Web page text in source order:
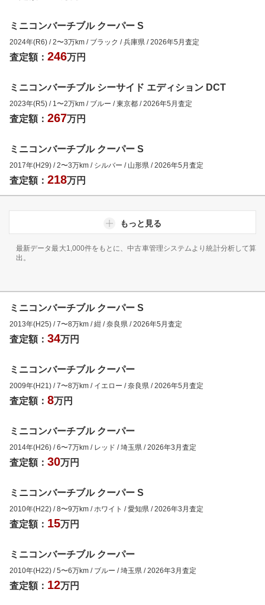
ミニコンバーチブル クーパー S
2024年(R6) /2〜3万km / ブラック /兵庫県 /2026年5月査定
査定額： 246万円
ミニコンバーチブル シーサイド エディション DCT
2023年(R5) / 1 〜2万km / ブルー /東京都 /2026年5月査定
査定額： 267万円
ミニコンバーチブル クーパー S
2017年(H29) /2〜3万km / シルバー / 山形県 /2026年5月査定
査定額： 218万円
もっと見る
最新データ最大1,000件をもとに、中古車管理システムより統計分析して算
出。
ミニコンバーチブル クーパー S
2013年(H25) /7〜8万km /紺 /奈良県 /2026年5月査定
査定額： 34万円
ミニコンバーチブル クーパー
2009年(H21) /7〜8万km / イエロー /奈良県 /2026年5月査定
査定額： 8万円
ミニコンバーチブル クーパー
2014年(H26) /6〜7万km / レッド /埼玉県 /2026年3月査定
査定額： 30万円
ミニコンバーチブル クーパー S
2010年(H22) /8〜9万km / ホワイト /愛知県 /2026年3月査定
査定額： 15万円
ミニコンバーチブル クーパー
2010年(H22) /5〜6万km / ブルー /埼玉県 /2026年3月査定
査定額： 12万円